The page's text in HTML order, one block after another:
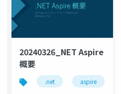
c 13 .net maui
20240326_NET Aspire
概要
.net aspire